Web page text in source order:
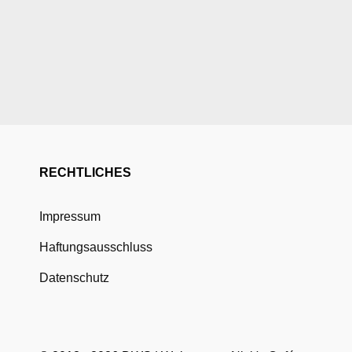
RECHTLICHES
Impressum
Haftungsausschluss
Datenschutz